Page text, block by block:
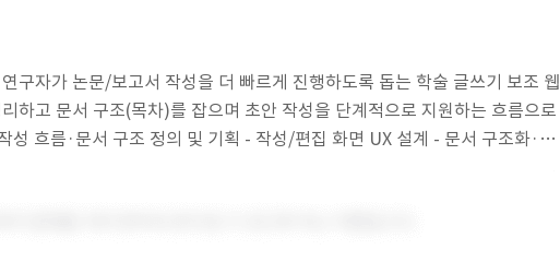
구자가 논문/보고서 작성을 더 빠르게 진행하도록 돕는 학술 글쓰기 보조 웹
하고 문서 구조(목차)를 잡으며 초안 작성을 단계적으로 지원하는 흐름으로
성 흐름·문서 구조 정의 및 기획 - 작성/편집 화면 UX 설계 - 문서 구조화·편